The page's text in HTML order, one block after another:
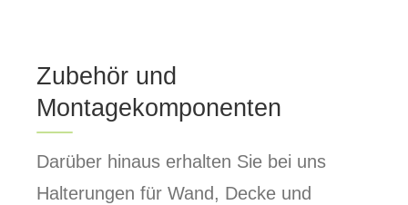
Zubehör und
Montagekomponenten
Darüber hinaus erhalten Sie bei uns
Halterungen für Wand, Decke und